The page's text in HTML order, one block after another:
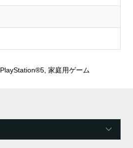
PlayStation®5, 家庭用ゲーム